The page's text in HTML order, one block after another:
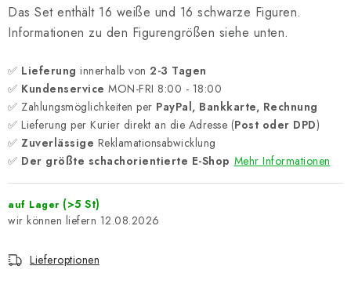
Das Set enthält 16 weiße und 16 schwarze Figuren.
Informationen zu den Figurengrößen siehe unten.
✅ Lieferung innerhalb von 2-3 Tagen
✅ Kundenservice MON-FRI 8:00 - 18:00
✅ Zahlungsmöglichkeiten per PayPal, Bankkarte, Rechnung
✅ Lieferung per Kurier direkt an die Adresse (Post oder DPD)
✅ Zuverlässige Reklamationsabwicklung
✅ Der größte schachorientierte E-Shop Mehr Informationen
auf Lager (>5 St)
12.08.2026
Lieferoptionen